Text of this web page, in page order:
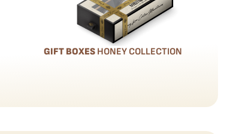
GIFT BOXES HONEY COLLECTION